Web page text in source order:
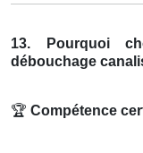
13. Pourquoi
débouchage
🏆 Compétence